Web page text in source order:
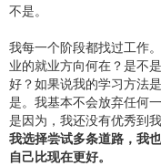
不是。
我每一个阶段都找过工作
业的就业方向何在？是不
好？如果说我的学习方法
是。我基本不会放弃任何
是因为，我还没有优秀到
我选择尝试多条道路，我
自己比现在更好。